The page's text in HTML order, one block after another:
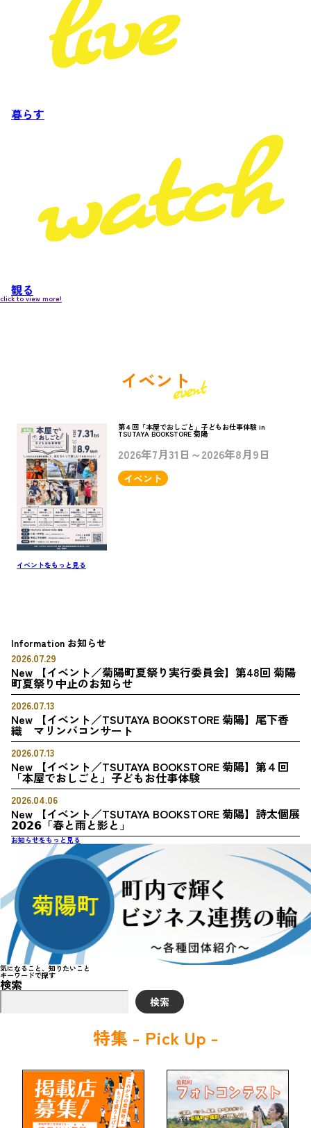
暮らす
観る
click to view more!
イベント
第４回「本屋でおしごと」子どもお仕事体験 in
TSUTAYA BOOKSTORE 菊陽
2026年7月31日～2026年8月9日
イベント
イベントをもっと見る
Information お知らせ
2026.07.29
New 【イベント／菊陽町夏祭り実行委員会】第48回 菊陽
町夏祭り中止のお知らせ
2026.07.13
New 【イベント／TSUTAYA BOOKSTORE 菊陽】尾下香
織 マリンバコンサート
2026.07.13
New 【イベント／TSUTAYA BOOKSTORE 菊陽】第４回
「本屋でおしごと」子どもお仕事体験
2026.04.06
New 【イベント／TSUTAYA BOOKSTORE 菊陽】詩太個展
𝟮𝟬𝟮𝟲「春と雨と影と」
お知らせをもっと見る
気になること、知りたいこと
キーワードで探す
検索
検索
特集 - Pick Up -